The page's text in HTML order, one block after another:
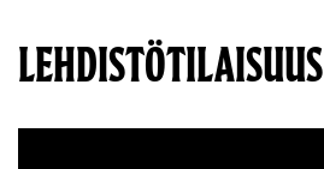
LEHDISTÖTILAISUUS